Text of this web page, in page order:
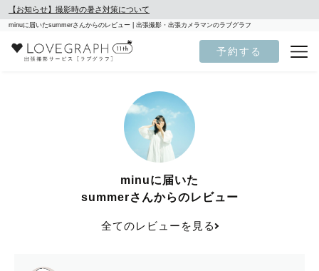
【お知らせ】撮影時の暑さ対策について
minuに届いたsummerさんからのレビュー | 出張撮影・出張カメラマンのラブグラフ
予約する
minuに届いた
summerさんからのレビュー
全てのレビューを見る